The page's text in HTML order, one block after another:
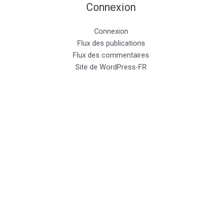
Connexion
Connexion
Flux des publications
Flux des commentaires
Site de WordPress-FR